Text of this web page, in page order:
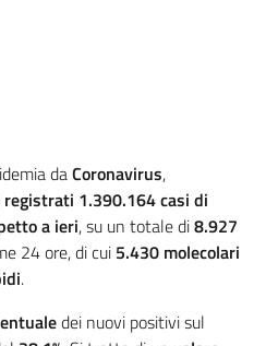
daCoronavirus,
registrati 1.390.164 casi di
a ieri, su un totale di8.927
24 ore, di cui 5.430 molecolari
.
dei nuovi positivi sul